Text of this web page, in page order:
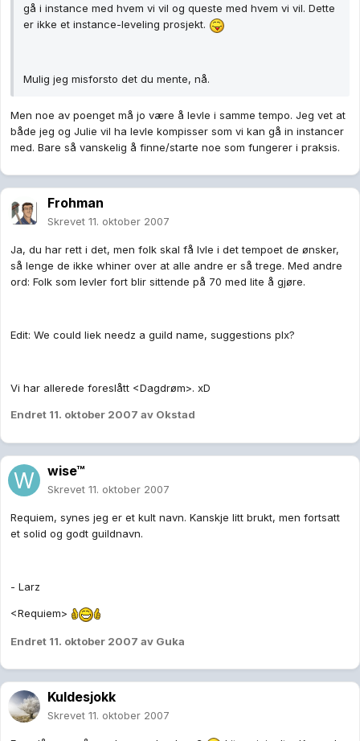
gå i instance med hvem vi vil og queste med hvem vi vil. Dette
er ikke et instance-leveling prosjekt.
Mulig jeg misforsto det du mente, nå.
Men noe av poenget må jo være å levle i samme tempo. Jeg vet at
både jeg og Julie vil ha levle kompisser som vi kan gå in instancer
med. Bare så vanskelig å finne/starte noe som fungerer i praksis.
Frohman
Skrevet 11. oktober 2007
Ja, du har rett i det, men folk skal få lvle i det tempoet de ønsker,
så lenge de ikke whiner over at alle andre er så trege. Med andre
ord: Folk som levler fort blir sittende på 70 med lite å gjøre.
Edit: We could liek needz a guild name, suggestions plx?
Vi har allerede foreslått <Dagdrøm>. xD
Endret 11. oktober 2007 av Okstad
wise™
Skrevet 11. oktober 2007
Requiem, synes jeg er et kult navn. Kanskje litt brukt, men fortsatt
et solid og godt guildnavn.
- Larz
<Requiem>
Endret 11. oktober 2007 av Guka
Kuldesjokk
Skrevet 11. oktober 2007